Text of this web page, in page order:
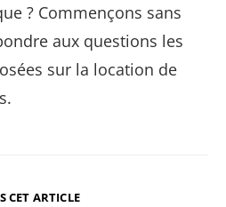
? Commençons sans
aux questions les
sur la location de
CET ARTICLE